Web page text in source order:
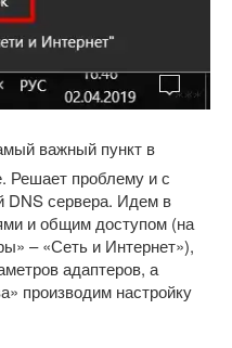
важный пункт в
Решает проблему и с
DNS сервера. Идем в
и общим доступом (на
– «Сеть и Интернет»),
адаптеров, а
производим настройку